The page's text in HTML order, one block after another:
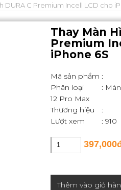
DURA C Premium Incell LCD cho
Thay Màn
Premium
iPhone 6S
Mã sản phẩm :
Phân loại
:
12 Pro Max
Thương hiệu
:
Lượt xem
: 910
Thêm vào giỏ